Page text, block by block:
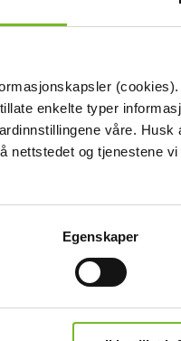
enkelte typer
våre.
nettstedet og tjenestene
Egenskaper